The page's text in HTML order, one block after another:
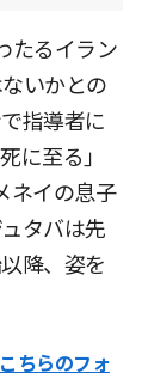
たるイラン
いかとの
指導者に
に至る」
ネイの息子
タバは先
降、姿を
こちらのフォ